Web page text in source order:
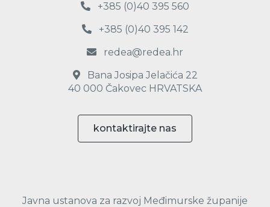
+385 (0)40 395 560
+385 (0)40 395 142
redea@redea.hr
Bana Josipa Jelačića 22
40 000 Čakovec HRVATSKA
kontaktirajte nas
Javna ustanova za razvoj Međimurske županije